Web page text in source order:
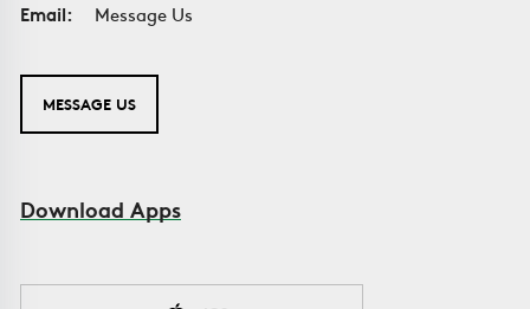
Email:
Message Us
MESSAGE US
Download Apps